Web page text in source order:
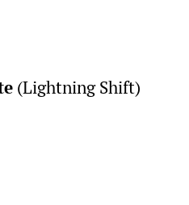
(Lightning Shift)